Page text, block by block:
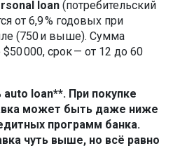
loan (потребительский
от 6,9 % годовых при
(750 и выше). Сумма
000, срок — от 12 до 60
auto loan**. При покупке
может быть даже ниже
программ банка.
чуть выше, но всё равно